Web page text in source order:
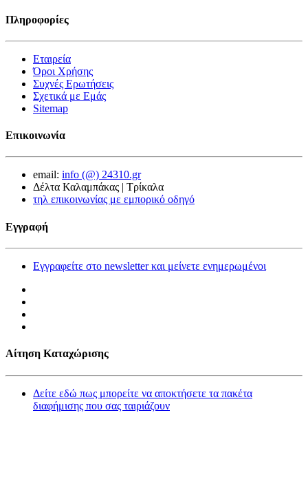
Πληροφορίες
Εταιρεία
Όροι Χρήσης
Συχνές Ερωτήσεις
Σχετικά με Εμάς
Sitemap
Επικοινωνία
email: info (@) 24310.gr
Δέλτα Καλαμπάκας | Τρίκαλα
τηλ επικοινωνίας με εμπορικό οδηγό
Εγγραφή
Εγγραφείτε στο newsletter και μείνετε ενημερωμένοι
Αίτηση Καταχώρισης
Δείτε εδώ πως μπορείτε να αποκτήσετε τα πακέτα
διαφήμισης που σας ταιριάζουν